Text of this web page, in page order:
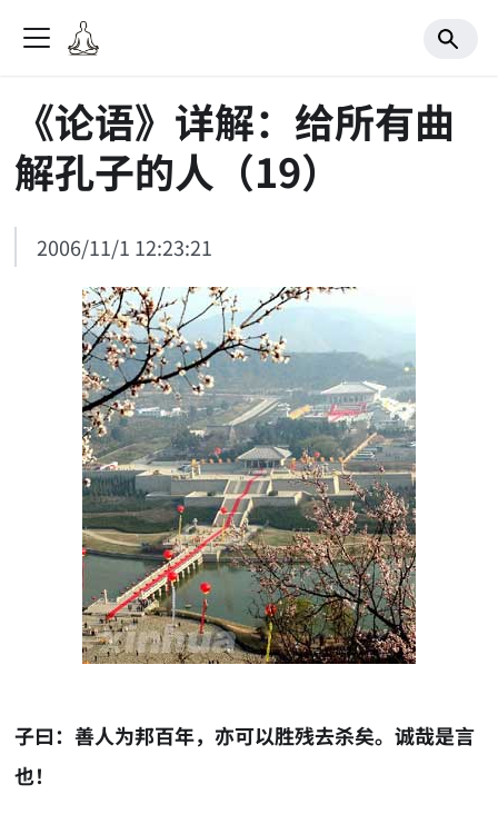
《论语》详解：给所有曲
解孔子的人（19）
2006/11/1 12:23:21
子曰：善人为邦百年，亦可以胜残去杀矣。诚哉是言
也！